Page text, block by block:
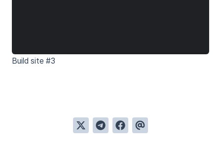
Build site #3